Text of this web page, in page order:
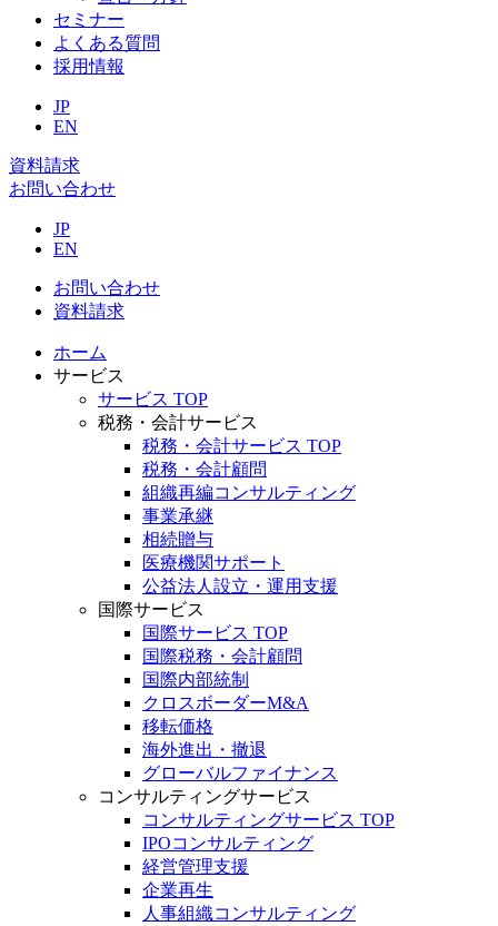
セミナー
よくある質問
採用情報
JP
EN
資料請求
お問い合わせ
JP
EN
お問い合わせ
資料請求
ホーム
サービス
サービス TOP
税務・会計サービス
税務・会計サービス TOP
税務・会計顧問
組織再編コンサルティング
事業承継
相続贈与
医療機関サポート
公益法人設立・運用支援
国際サービス
国際サービス TOP
国際税務・会計顧問
国際内部統制
クロスボーダーM&A
移転価格
海外進出・撤退
グローバルファイナンス
コンサルティングサービス
コンサルティングサービス TOP
IPOコンサルティング
経営管理支援
企業再生
人事組織コンサルティング